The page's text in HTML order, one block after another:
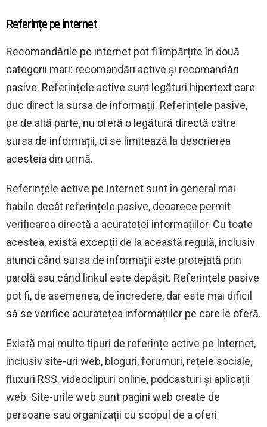
Referințe pe internet
Recomandările pe internet pot fi împărțite în două
categorii mari: recomandări active și recomandări
pasive. Referințele active sunt legături hipertext care
duc direct la sursa de informații. Referințele pasive,
pe de altă parte, nu oferă o legătură directă către
sursa de informații, ci se limitează la descrierea
acesteia din urmă.
Referințele active pe Internet sunt în general mai
fiabile decât referințele pasive, deoarece permit
verificarea directă a acurateței informațiilor. Cu toate
acestea, există excepții de la această regulă, inclusiv
atunci când sursa de informații este protejată prin
parolă sau când linkul este depășit. Referințele pasive
pot fi, de asemenea, de încredere, dar este mai dificil
să se verifice acuratețea informațiilor pe care le oferă.
Există mai multe tipuri de referințe active pe Internet,
inclusiv site-uri web, bloguri, forumuri, rețele sociale,
fluxuri RSS, videoclipuri online, podcasturi și aplicații
web. Site-urile web sunt pagini web create de
persoane sau organizații cu scopul de a oferi